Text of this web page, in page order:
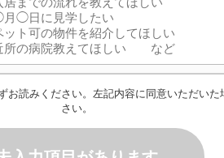
お読みください。左記内容に同意いただい
さい。